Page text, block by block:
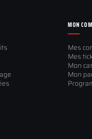
MON
Mes
Mes
Mon
Mon